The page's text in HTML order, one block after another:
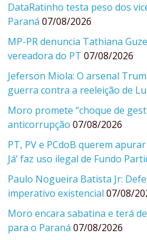
DataRatinho testa peso dos
Paraná 07/08/2026
MP-PR denuncia Tathiana
vereadora do PT 07/08/2026
Jeferson Miola: O arsenal
guerra contra a reeleição de
Moro promete “choque de
anticorrupção 07/08/2026
PT, PV e PCdoB querem
Já’ faz uso ilegal de Fundo
Paulo Nogueira Batista Jr:
imperativo existencial 07/08/
Moro encara sabatina e terá
para o Paraná 07/08/2026